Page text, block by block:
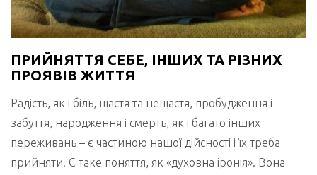
ПРИЙНЯТТЯ СЕБЕ, ІНШИХ ТА РІЗНИХ
ПРОЯВІВ ЖИТТЯ
Радість, як і біль, щастя та нещастя, пробудження і
забуття, народження і смерть, як і багато інших
переживань – є частиною нашої дійсності і їх треба
прийняти. Є таке поняття, як «духовна іронія». Вона